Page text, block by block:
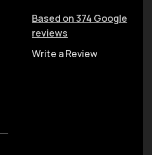
Based on 374 Google
reviews
Write a Review